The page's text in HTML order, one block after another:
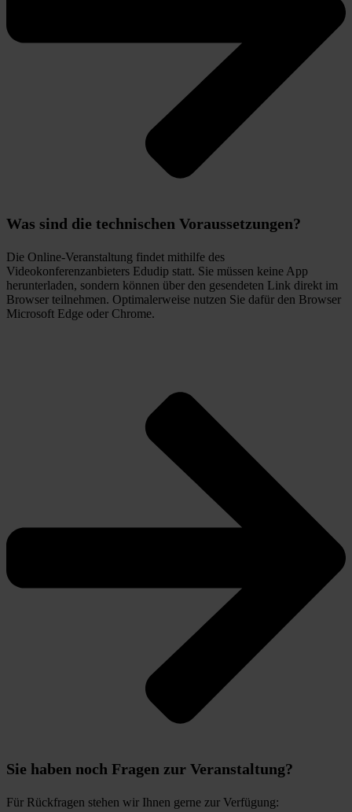
Was sind die technischen Voraussetzungen?
Die Online-Veranstaltung findet mithilfe des
Videokonferenzanbieters Edudip statt. Sie müssen keine App
herunterladen, sondern können über den gesendeten Link direkt im
Browser teilnehmen. Optimalerweise nutzen Sie dafür den Browser
Microsoft Edge oder Chrome.
Sie haben noch Fragen zur Veranstaltung?
Für Rückfragen stehen wir Ihnen gerne zur Verfügung: